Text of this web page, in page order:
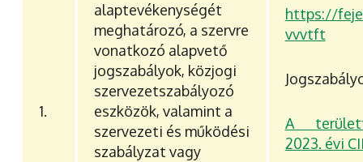
1.
alaptevékenységét
meghatározó, a szervre
vonatkozó alapvető
jogszabályok, közjogi
szervezetszabályozó
eszközök, valamint a
szervezeti és működési
szabályzat vagy
https://
vvvtft
A
2023. évi